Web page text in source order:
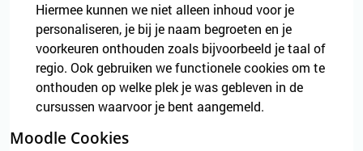
Hiermee kunnen we niet alleen inhoud voor je
personaliseren, je bij je naam begroeten en je
voorkeuren onthouden zoals bijvoorbeeld je taal of
regio. Ook gebruiken we functionele cookies om te
onthouden op welke plek je was gebleven in de
cursussen waarvoor je bent aangemeld.
Moodle Cookies